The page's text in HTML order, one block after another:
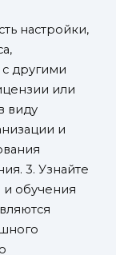
настройки,
другими
или
виду
и
3. Узнайте
обучения